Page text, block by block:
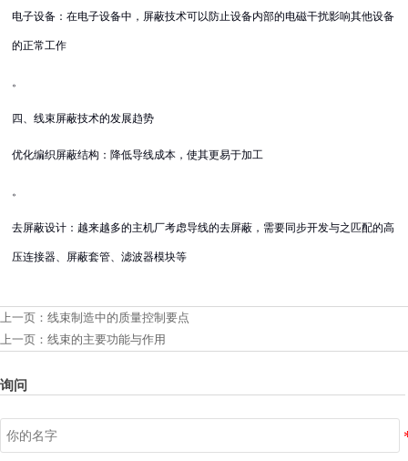
电子设备：在电子设备中，屏蔽技术可以防止设备内部的电磁干扰影响其他设备
的正常工作
。
四、线束屏蔽技术的发展趋势
优化编织屏蔽结构：降低导线成本，使其更易于加工
。
去屏蔽设计：越来越多的主机厂考虑导线的去屏蔽，需要同步开发与之匹配的高
压连接器、屏蔽套管、滤波器模块等
上一页： 线束制造中的质量控制要点
上一页： 线束的主要功能与作用
询问